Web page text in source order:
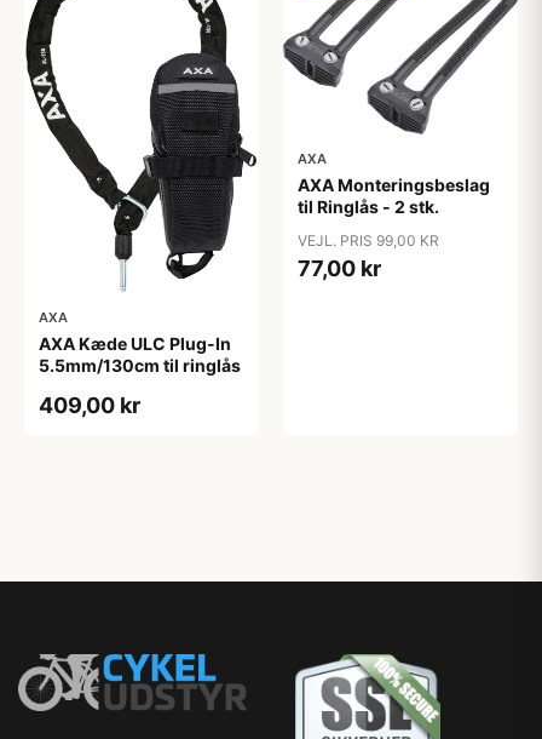
AXA
AXA Kæde ULC Plug-In
5.5mm/130cm til ringlås
409,00 kr
AXA
AXA Monteringsbeslag
til Ringlås - 2 stk.
VEJL. PRIS 99,00 KR
77,00 kr